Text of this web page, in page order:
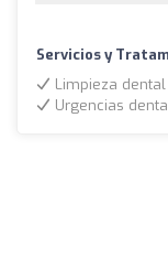
Servicios y
Limpieza dental
Urgencias